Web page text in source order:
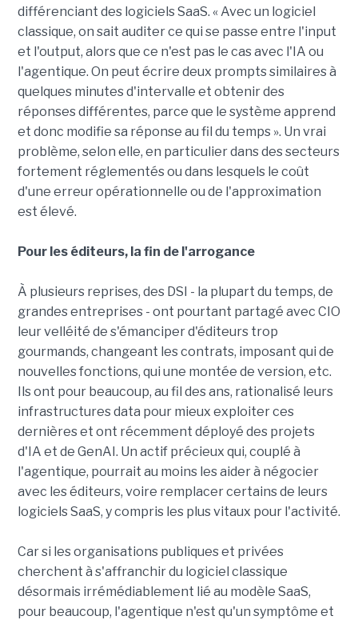
différenciant des logiciels SaaS. « Avec un logiciel
classique, on sait auditer ce qui se passe entre l'input
et l'output, alors que ce n'est pas le cas avec l'IA ou
l'agentique. On peut écrire deux prompts similaires à
quelques minutes d'intervalle et obtenir des
réponses différentes, parce que le système apprend
et donc modifie sa réponse au fil du temps ». Un vrai
problème, selon elle, en particulier dans des secteurs
fortement réglementés ou dans lesquels le coût
d'une erreur opérationnelle ou de l'approximation
est élevé.
Pour les éditeurs, la fin de l'arrogance
À plusieurs reprises, des DSI - la plupart du temps, de
grandes entreprises - ont pourtant partagé avec CIO
leur velléité de s'émanciper d'éditeurs trop
gourmands, changeant les contrats, imposant qui de
nouvelles fonctions, qui une montée de version, etc.
Ils ont pour beaucoup, au fil des ans, rationalisé leurs
infrastructures data pour mieux exploiter ces
dernières et ont récemment déployé des projets
d'IA et de GenAI. Un actif précieux qui, couplé à
l'agentique, pourrait au moins les aider à négocier
avec les éditeurs, voire remplacer certains de leurs
logiciels SaaS, y compris les plus vitaux pour l'activité.
Car si les organisations publiques et privées
cherchent à s'affranchir du logiciel classique
désormais irrémédiablement lié au modèle SaaS,
pour beaucoup, l'agentique n'est qu'un symptôme et